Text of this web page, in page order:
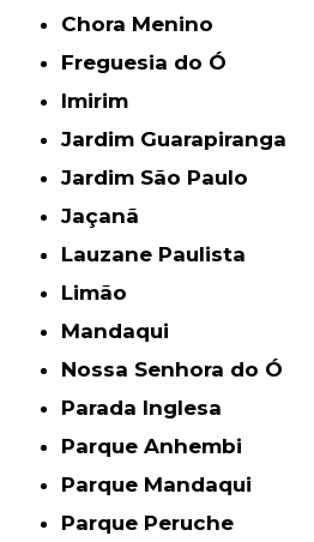
Chora Menino
Freguesia do Ó
Imirim
Jardim Guarapiranga
Jardim São Paulo
Jaçanã
Lauzane Paulista
Limão
Mandaqui
Nossa Senhora do Ó
Parada Inglesa
Parque Anhembi
Parque Mandaqui
Parque Peruche